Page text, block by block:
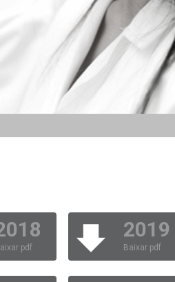
pdf
2019
Baixar pdf